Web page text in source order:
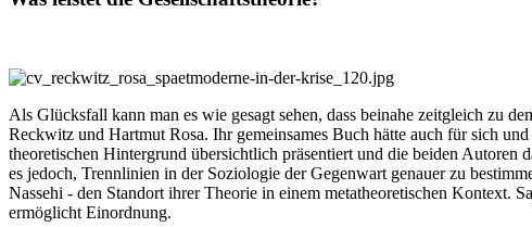
Als Glücksfall kann man es wie gesagt sehen, dass beinahe zeitgleich zu
Reckwitz und Hartmut Rosa. Ihr gemeinsames Buch hätte auch für sich
theoretischen Hintergrund übersichtlich präsentiert und die beiden
es jedoch, Trennlinien in der Soziologie der Gegenwart genauer zu
Nassehi - den Standort ihrer Theorie in einem metatheoretischen Kontext.
ermöglicht Einordnung.